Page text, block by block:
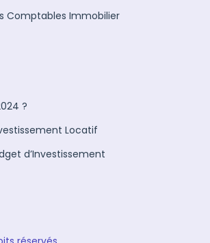
Comptables Immobilier
?
Locatif
d’Investissement